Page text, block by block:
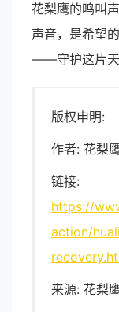
花梨鹰的鸣叫
声音，是希望
——守护这片天
版权申明:
作者: 花梨
链接:
https://
action/
来源: 花梨